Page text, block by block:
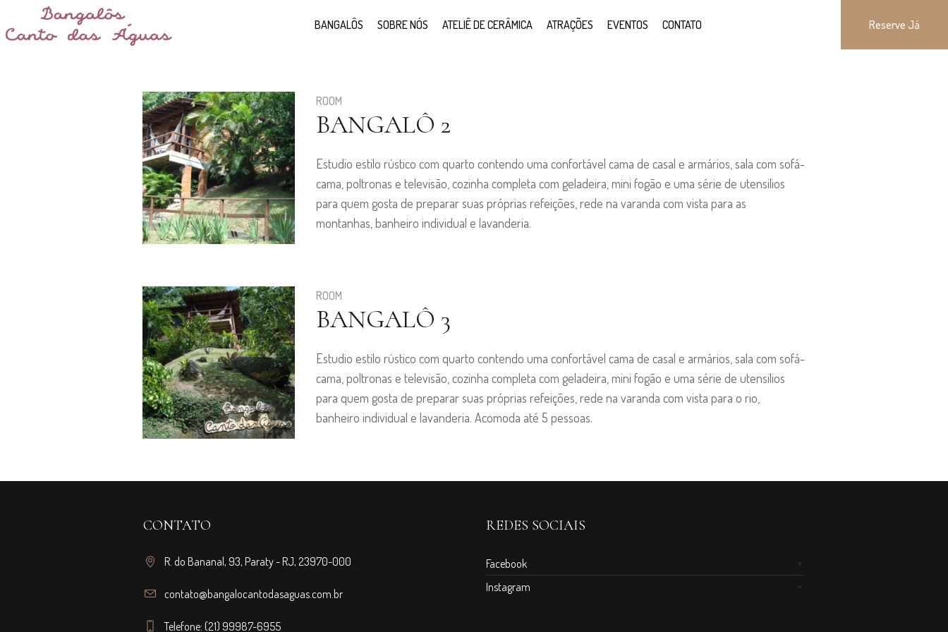
Reserve Já
BANGALÔS SOBRE NÓS ATELIÊ DE CERÂMICA ATRAÇÕES EVENTOS CONTATO
ROOM
BANGALÔ 2
Estudio estilo rústico com quarto contendo uma confortável cama de casal e armários, sala com sofá-
cama, poltronas e televisão, cozinha completa com geladeira, mini fogão e uma série de utensilios
para quem gosta de preparar suas próprias refeições, rede na varanda com vista para as
montanhas, banheiro individual e lavanderia.
ROOM
BANGALÔ 3
Estudio estilo rústico com quarto contendo uma confortável cama de casal e armários, sala com sofá-
cama, poltronas e televisão, cozinha completa com geladeira, mini fogão e uma série de utensilios
para quem gosta de preparar suas próprias refeições, rede na varanda com vista para o rio,
banheiro individual e lavanderia. Acomoda até 5 pessoas.
CONTATO
R. do Bananal, 93, Paraty - RJ, 23970-000
contato@bangalocantodasaguas.com.br
Telefone: (21) 99987-6955
REDES SOCIAIS
Facebook
Instagram